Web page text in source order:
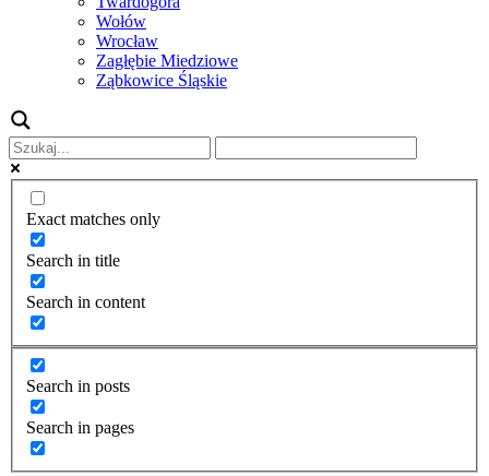
Wołów
Wrocław
Zagłębie Miedziowe
Ząbkowice Śląskie
Exact matches only
Search in title
Search in content
Search in posts
Search in pages